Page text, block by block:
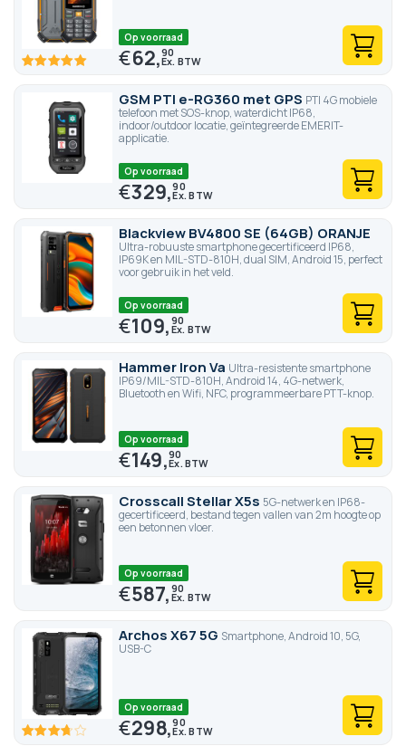
100 100
Op voorraad
€62,90
GSM PTI e-RG360 met GPS PTI 4G mobiele
telefoon met SOS-knop, waterdicht IP68,
indoor/outdoor locatie, geïntegreerde EMERIT-
applicatie.
Op voorraad
€329,90
Blackview BV4800 SE (64GB) ORANJE
Ultra-robuuste smartphone gecertificeerd IP68,
IP69K en MIL-STD-810H, dual SIM, Android 15, perfect
voor gebruik in het veld.
Op voorraad
€109,90
Hammer Iron Va Ultra-resistente smartphone
IP69/MIL-STD-810H, Android 14, 4G-netwerk,
Bluetooth en Wifi, NFC, programmeerbare PTT-knop.
Op voorraad
€149,90
Crosscall Stellar X5s 5G-netwerk en IP68-
gecertificeerd, bestand tegen vallen van 2m hoogte op
een betonnen vloer.
Op voorraad
€587,90
Archos X67 5G Smartphone, Android 10, 5G,
USB-C
73.4 100
Op voorraad
€298,90